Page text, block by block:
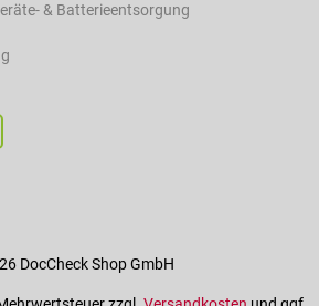
& Batterieentsorgung
DocCheck Shop GmbH